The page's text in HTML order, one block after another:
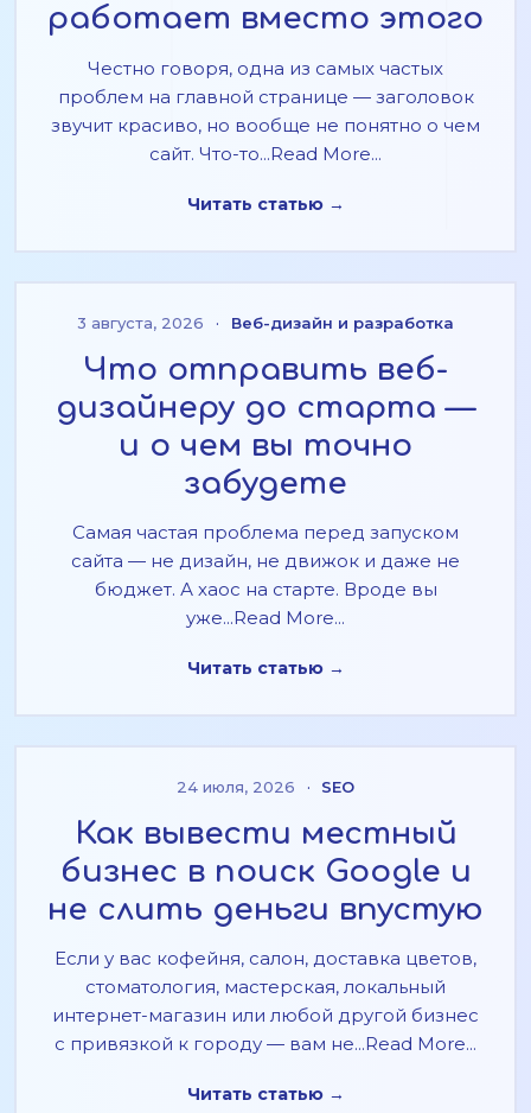
работает вместо этого
Честно говоря, одна из самых частых
проблем на главной странице — заголовок
звучит красиво, но вообще не понятно о чем
сайт. Что-то...Read More...
Читать статью →
3 августа, 2026 · Веб-дизайн и разработка
Что отправить веб-
дизайнеру до старта —
и о чем вы точно
забудете
Самая частая проблема перед запуском
сайта — не дизайн, не движок и даже не
бюджет. А хаос на старте. Вроде вы
уже...Read More...
Читать статью →
24 июля, 2026 · SEO
Как вывести местный
бизнес в поиск Google и
не слить деньги впустую
Если у вас кофейня, салон, доставка цветов,
стоматология, мастерская, локальный
интернет-магазин или любой другой бизнес
с привязкой к городу — вам не...Read More...
Читать статью →